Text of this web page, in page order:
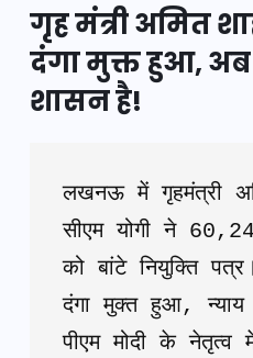
गृह मंत्री अमित
दंगा मुक्त हुआ, अब
शासन है!
लखनऊ में गृहमंत्री
सीएम योगी ने
को बांटे नियुक्ति
दंगा मुक्त हुआ,
पीएम मोदी के नेतृत्व